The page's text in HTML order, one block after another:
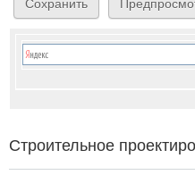
Строительное